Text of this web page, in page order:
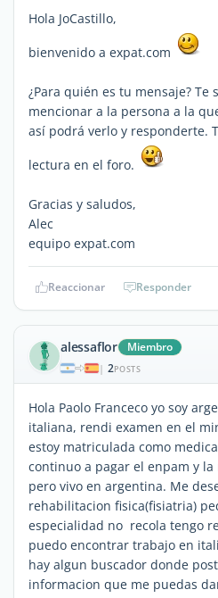
Hola JoCastillo,
bienvenido a expat.com
¿Para quién es tu mensaje? Te
mencionar a la persona a la
así podrá verlo y responderte.
lectura en el foro.
Gracias y saludos,
Alec
equipo expat.com
Reaccionar Responder
alessaflor Miembro
| 2POSTS
Hola Paolo Franceco yo soy
italiana, rendi examen en el
estoy matriculada como
continuo a pagar el enpam y
pero vivo en argentina. Me
rehabilitacion fisica(fisiatria)
especialidad no recola tengo
puedo encontrar trabajo en
hay algun buscador donde
informacion que me puedas